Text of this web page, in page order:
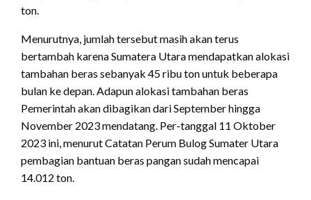
ton.
Menurutnya, jumlah tersebut masih akan terus
bertambah karena Sumatera Utara mendapatkan alokasi
tambahan beras sebanyak 45 ribu ton untuk beberapa
bulan ke depan. Adapun alokasi tambahan beras
Pemerintah akan dibagikan dari September hingga
November 2023 mendatang. Per-tanggal 11 Oktober
2023 ini, menurut Catatan Perum Bulog Sumater Utara
pembagian bantuan beras pangan sudah mencapai
14.012 ton.